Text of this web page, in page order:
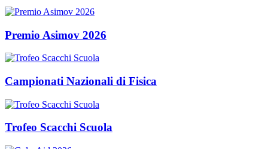
Premio Asimov 2026
Campionati Nazionali di Fisica
Trofeo Scacchi Scuola